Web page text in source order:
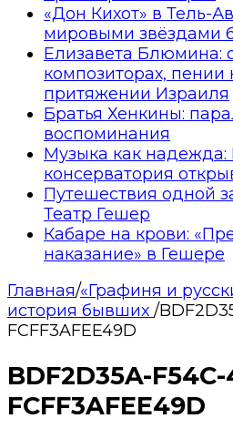
«Дон Кихот» в Тель-
мировыми звёздами
Елизавета Блюмина:
композиторах, пении
притяжении Израиля
Братья Хенкины:
воспоминания
Музыка как надежда:
консерватория
Путешествия одной
Театр Гешер
Кабаре на крови:
наказание» в Гешере
Главная/«Графиня и
история бывших /
FCFF3AFEE49D
BDF2D35A-
FCFF3AFEE49D